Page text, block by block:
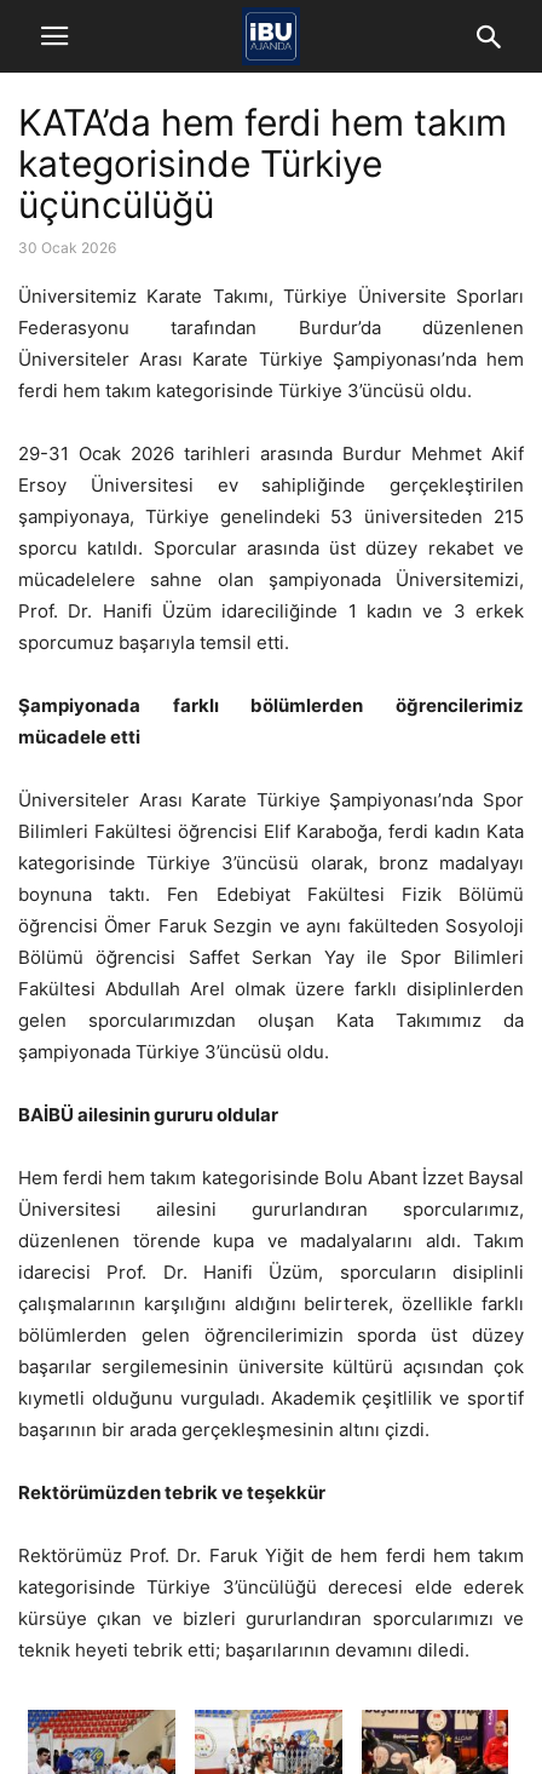
KATA’da hem ferdi hem takım
kategorisinde Türkiye
üçüncülüğü
30 Ocak 2026
Üniversitemiz Karate Takımı, Türkiye Üniversite Sporları
Federasyonu tarafından Burdur’da düzenlenen
Üniversiteler Arası Karate Türkiye Şampiyonası’nda hem
ferdi hem takım kategorisinde Türkiye 3’üncüsü oldu.
29-31 Ocak 2026 tarihleri arasında Burdur Mehmet Akif
Ersoy Üniversitesi ev sahipliğinde gerçekleştirilen
şampiyonaya, Türkiye genelindeki 53 üniversiteden 215
sporcu katıldı. Sporcular arasında üst düzey rekabet ve
mücadelelere sahne olan şampiyonada Üniversitemizi,
Prof. Dr. Hanifi Üzüm idareciliğinde 1 kadın ve 3 erkek
sporcumuz başarıyla temsil etti.
Şampiyonada farklı bölümlerden öğrencilerimiz
mücadele etti
Üniversiteler Arası Karate Türkiye Şampiyonası’nda Spor
Bilimleri Fakültesi öğrencisi Elif Karaboğa, ferdi kadın Kata
kategorisinde Türkiye 3’üncüsü olarak, bronz madalyayı
boynuna taktı. Fen Edebiyat Fakültesi Fizik Bölümü
öğrencisi Ömer Faruk Sezgin ve aynı fakülteden Sosyoloji
Bölümü öğrencisi Saffet Serkan Yay ile Spor Bilimleri
Fakültesi Abdullah Arel olmak üzere farklı disiplinlerden
gelen sporcularımızdan oluşan Kata Takımımız da
şampiyonada Türkiye 3’üncüsü oldu.
BAİBÜ ailesinin gururu oldular
Hem ferdi hem takım kategorisinde Bolu Abant İzzet Baysal
Üniversitesi ailesini gururlandıran sporcularımız,
düzenlenen törende kupa ve madalyalarını aldı. Takım
idarecisi Prof. Dr. Hanifi Üzüm, sporcuların disiplinli
çalışmalarının karşılığını aldığını belirterek, özellikle farklı
bölümlerden gelen öğrencilerimizin sporda üst düzey
başarılar sergilemesinin üniversite kültürü açısından çok
kıymetli olduğunu vurguladı. Akademik çeşitlilik ve sportif
başarının bir arada gerçekleşmesinin altını çizdi.
Rektörümüzden tebrik ve teşekkür
Rektörümüz Prof. Dr. Faruk Yiğit de hem ferdi hem takım
kategorisinde Türkiye 3’üncülüğü derecesi elde ederek
kürsüye çıkan ve bizleri gururlandıran sporcularımızı ve
teknik heyeti tebrik etti; başarılarının devamını diledi.